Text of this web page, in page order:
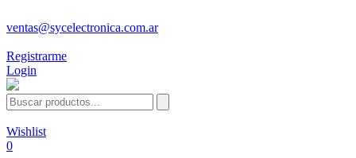
ventas@sycelectronica.com.ar
Registrarme
Login
Wishlist
0